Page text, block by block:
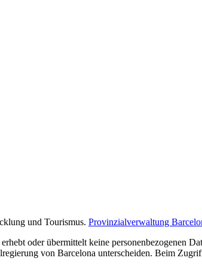
und Tourismus. Provinzialverwaltung
oder übermittelt keine personenbezogenen
von Barcelona unterscheiden. Beim